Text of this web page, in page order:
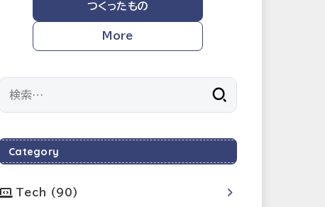
つくったもの
More
Category
Tech (90)